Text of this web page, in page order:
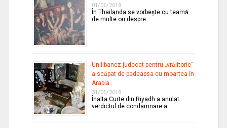
01/06/2018
În Thailanda se vorbeşte cu teamă
de multe ori despre …
Un libanez judecat pentru „vrăjitorie”
a scăpat de pedeapsa cu moartea în
Arabia
31/05/2018
Înalta Curte din Riyadh a anulat
verdictul de condamnare a …